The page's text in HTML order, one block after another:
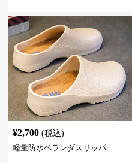
¥2,700 (税込)
軽量防水ベランダスリッパ